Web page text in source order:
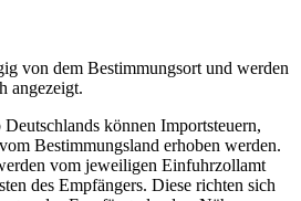
von dem Bestimmungsort und werden
angezeigt.
können Importsteuern,
Bestimmungsland erhoben werden.
vom jeweiligen Einfuhrzollamt
des Empfängers. Diese richten sich